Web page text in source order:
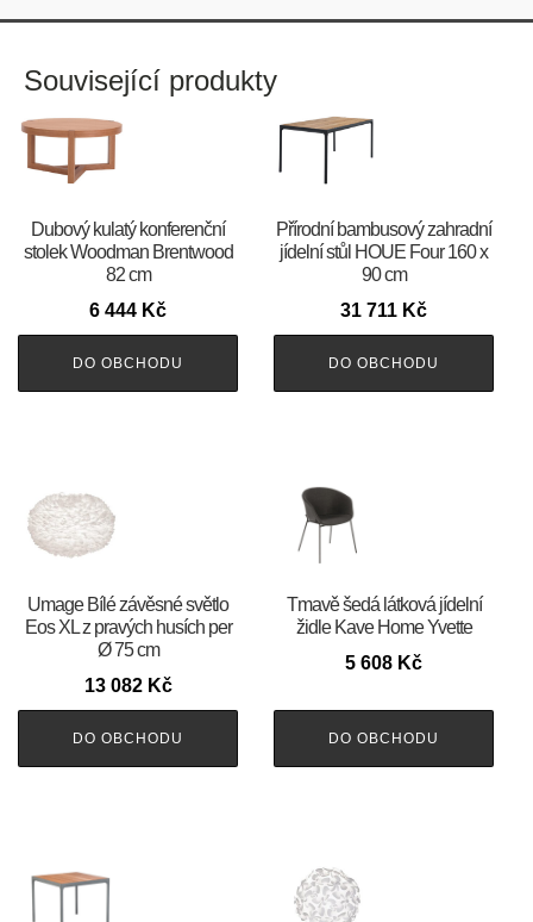
Související produkty
Dubový kulatý konferenční
stolek Woodman Brentwood
82 cm
6 444 Kč
DO OBCHODU
Přírodní bambusový zahradní
jídelní stůl HOUE Four 160 x
90 cm
31 711 Kč
DO OBCHODU
Umage Bílé závěsné světlo
Eos XL z pravých husích per
Ø 75 cm
13 082 Kč
DO OBCHODU
Tmavě šedá látková jídelní
židle Kave Home Yvette
5 608 Kč
DO OBCHODU